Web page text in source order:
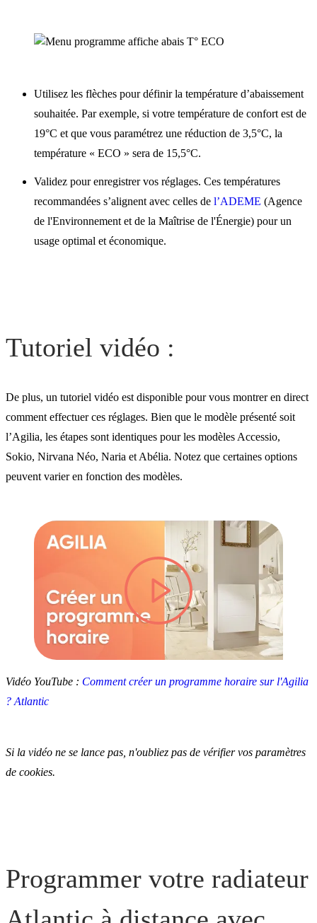
Utilisez les flèches pour définir la température d’abaissement
souhaitée. Par exemple, si votre température de confort est de
19°C et que vous paramétrez une réduction de 3,5°C, la
température « ECO » sera de 15,5°C.
Validez pour enregistrer vos réglages. Ces températures
recommandées s’alignent avec celles de l’ADEME (Agence
de l'Environnement et de la Maîtrise de l'Énergie) pour un
usage optimal et économique.
Tutoriel vidéo :
De plus, un tutoriel vidéo est disponible pour vous montrer en direct
comment effectuer ces réglages. Bien que le modèle présenté soit
l’Agilia, les étapes sont identiques pour les modèles Accessio,
Sokio, Nirvana Néo, Naria et Abélia. Notez que certaines options
peuvent varier en fonction des modèles.
lire la vidéo
Vidéo YouTube : Comment créer un programme horaire sur l'Agilia
? Atlantic
Si la vidéo ne se lance pas, n'oubliez pas de vérifier vos paramètres
de cookies.
Programmer votre radiateur